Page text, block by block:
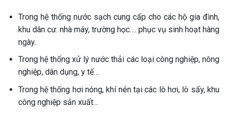
Trong hệ thống nước sạch cung cấp cho các hộ gia đình,
khu dân cư. nhà máy, trường học…. phục vụ sinh hoạt hàng
ngày.
Trong hệ thống xử lý nước thải các loại công nghiệp, nông
nghiệp, dân dụng, y tế…
Trong hệ thống hơi nóng, khí nén tại các lò hơi, lò sấy, khu
công nghiệp sản xuất…